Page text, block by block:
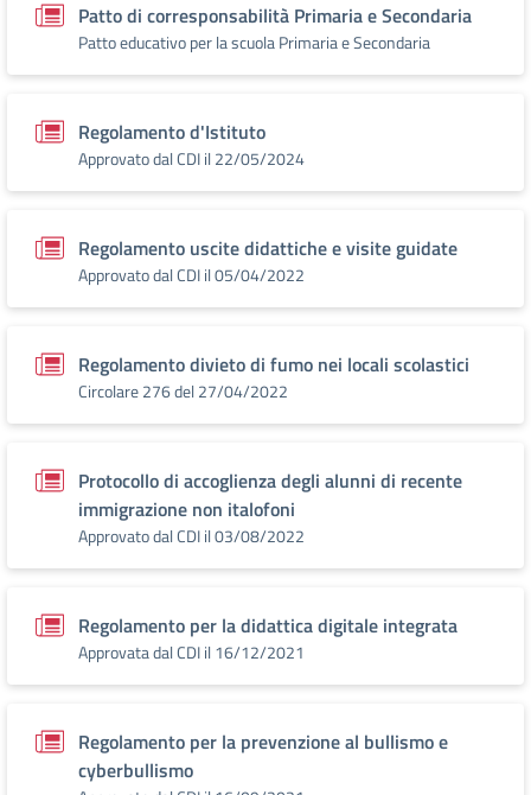
Patto di corresponsabilità Primaria e Secondaria
Patto educativo per la scuola Primaria e Secondaria
Regolamento d'Istituto
Approvato dal CDI il 22/05/2024
Regolamento uscite didattiche e visite guidate
Approvato dal CDI il 05/04/2022
Regolamento divieto di fumo nei locali scolastici
Circolare 276 del 27/04/2022
Protocollo di accoglienza degli alunni di recente
immigrazione non italofoni
Approvato dal CDI il 03/08/2022
Regolamento per la didattica digitale integrata
Approvata dal CDI il 16/12/2021
Regolamento per la prevenzione al bullismo e
cyberbullismo